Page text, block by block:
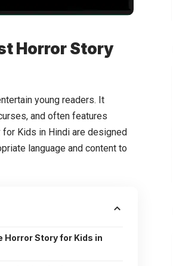
Horror Story
young readers. It
and often features
Kids in Hindi are designed
language and content to
Horror Story for Kids in